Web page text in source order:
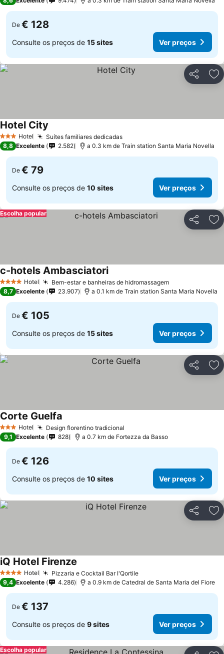
De € 128
Consulte os preços de 15 sites Ver preços
Partilhar
3 EstrelasHotel Suítes familiares dedicadasVer preços
Hotel City
8,8 Excelente 2.582 a 0.3 km de Train station Santa Maria Novella
De € 79
Consulte os preços de 10 sites Ver preços
Partilhar
Escolha popular
4 EstrelasHotel Bem-estar e banheiras de hidromassagemVer preços
c-hotels AmbasciatoriVer preços
8,7 Excelente 23.907 a 0.1 km de Train station Santa Maria Novella
De € 105
Consulte os preços de 15 sites Ver preços
Partilhar
3 EstrelasHotel Design florentino tradicional
Corte Guelfa
9,1 Excelente 828 a 0.7 km de Fortezza da Basso
De € 126
Consulte os preços de 10 sites Ver preços
Partilhar
4 EstrelasHotel Pizzaria e Cocktail Bar I'QortileVer preços
iQ Hotel Firenze
9,4 Excelente 4.286 a 0.9 km de Catedral de Santa Maria del Fiore
De € 137
Consulte os preços de 9 sites Ver preços
Escolha popular